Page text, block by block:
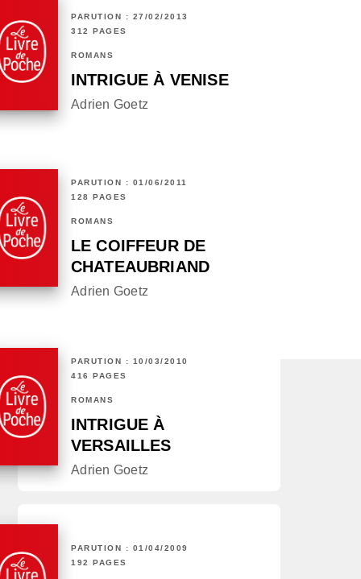
PARUTION : 27/02/2013
312 PAGES
ROMANS
INTRIGUE À VENISE
Adrien Goetz
PARUTION : 01/06/2011
128 PAGES
ROMANS
LE COIFFEUR DE
CHATEAUBRIAND
Adrien Goetz
PARUTION : 10/03/2010
416 PAGES
ROMANS
INTRIGUE À
VERSAILLES
Adrien Goetz
PARUTION : 01/04/2009
192 PAGES